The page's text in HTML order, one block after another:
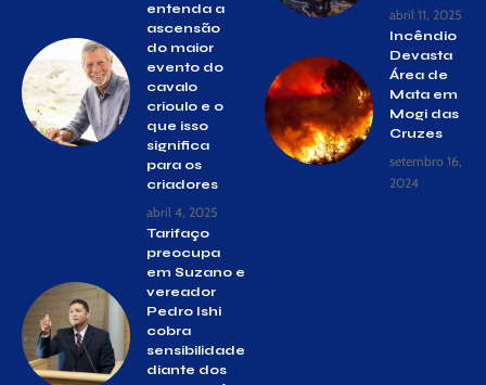
entenda a
ascensão
do maior
evento do
cavalo
crioulo e o
que isso
significa
para os
criadores
abril 4, 2025
Tarifaço
preocupa
em Suzano e
vereador
Pedro Ishi
cobra
sensibilidade
diante dos
abril 11, 2025
Incêndio
Devasta
Área de
Mata em
Mogi das
Cruzes
setembro 16,
2024